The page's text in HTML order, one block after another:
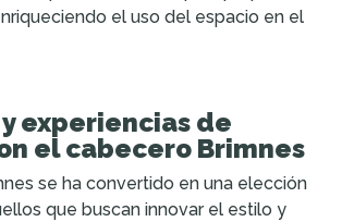
el uso del espacio en el
experiencias de
el cabecero Brimnes
se ha convertido en una elección
que buscan innovar el estilo y